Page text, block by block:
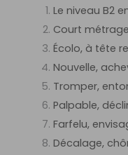
Le niveau B2
Court
Écolo, à tête
Nouvelle,
Tromper,
Palpable,
Farfelu,
Décalage,